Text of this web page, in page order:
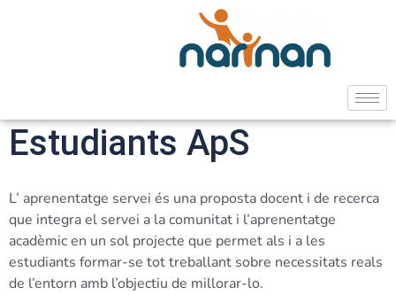
Estudiants ApS
L’ aprenentatge servei és una proposta docent i de recerca
que integra el servei a la comunitat i l’aprenentatge
acadèmic en un sol projecte que permet als i a les
estudiants formar-se tot treballant sobre necessitats reals
de l’entorn amb l’objectiu de millorar-lo.